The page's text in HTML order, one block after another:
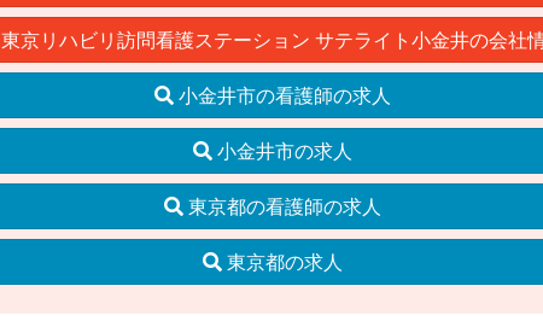
東京リハビリ訪問看護ステーション サテライト小金井の会社
小金井市の看護師の求人
小金井市の求人
東京都の看護師の求人
東京都の求人